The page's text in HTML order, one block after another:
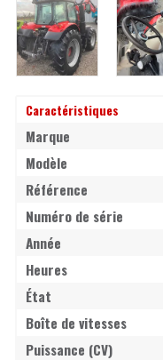
Caractéristiques
Marque
Modèle
Référence
Numéro de série
Année
Heures
État
Boîte de vitesses
Puissance (CV)